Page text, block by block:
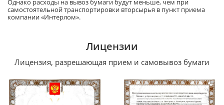
Однако расходы на вывоз бумаги будут меньше, чем при
самостоятельной транспортировки вторсырья в пункт приема
компании «Интерлом».
Лицензии
Лицензия, разрешающая прием и самовывоз бумаги